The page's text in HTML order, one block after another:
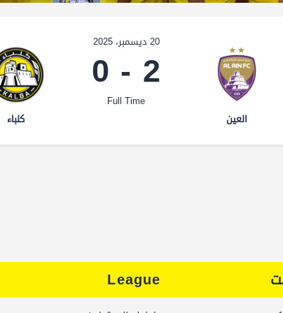
العين كلباء
20 ديسمبر، 2025
2
-
0Full Time
League